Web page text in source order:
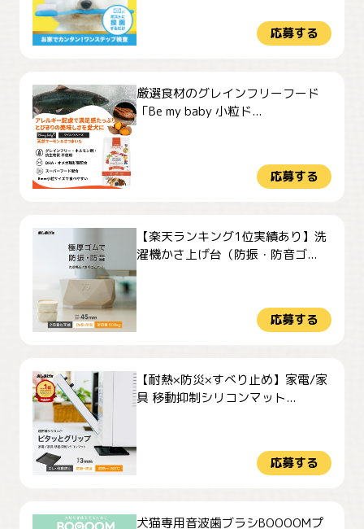
応募する
厳選食材のグレインフリーフード
「Be my baby 小粒ド...
応募する
【楽天ランキング1位実績あり】洗
濯機かさ上げ台（防振・防音ゴ...
応募する
【耐熱×防災×すべり止め】家電/家
具 移動抑制シリコンマット...
応募する
犬猫専用音波歯ブラシBOOOOMプ